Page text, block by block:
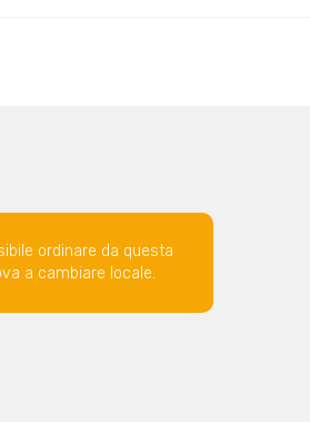
ordinare da questa
a cambiare locale.